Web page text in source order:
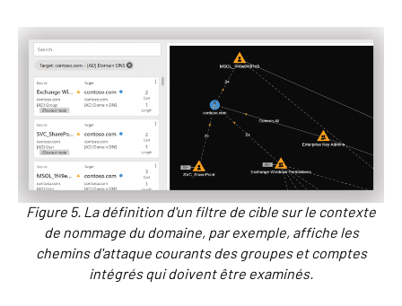
Figure 5. La définition d'un filtre de cible sur le contexte
de nommage du domaine, par exemple, affiche les
chemins d'attaque courants des groupes et comptes
intégrés qui doivent être examinés.